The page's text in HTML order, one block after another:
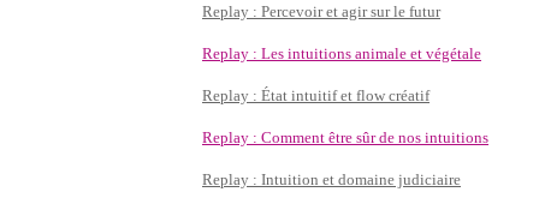
Replay : Percevoir et agir sur le futur
Replay : Les intuitions animale et végétale
Replay : État intuitif et flow créatif
Replay : Comment être sûr de nos intuitions
Replay : Intuition et domaine judiciaire